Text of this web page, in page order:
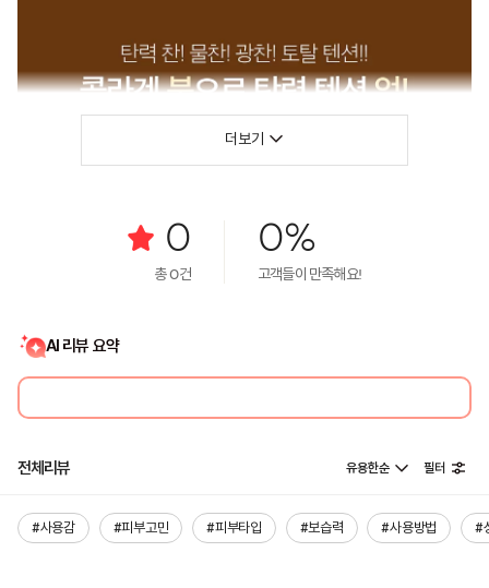
더보기
0
총0건
0%
고객들이 만족해요!
AI 리뷰 요약
전체리뷰 유용한순 필터
#사용감 #피부고민 #피부타입 #보습력 #사용방법 #